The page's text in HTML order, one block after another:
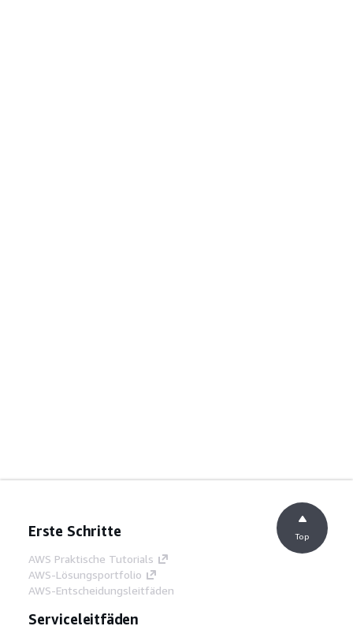
Erste Schritte
AWS Praktische Tutorials
AWS-Lösungsportfolio
AWS-Entscheidungsleitfäden
Serviceleitfäden
Top